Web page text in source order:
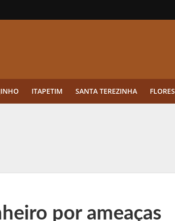
ITAPETIM SANTA TEREZINHA FLORES
focado em multiplicadorespor ameaças